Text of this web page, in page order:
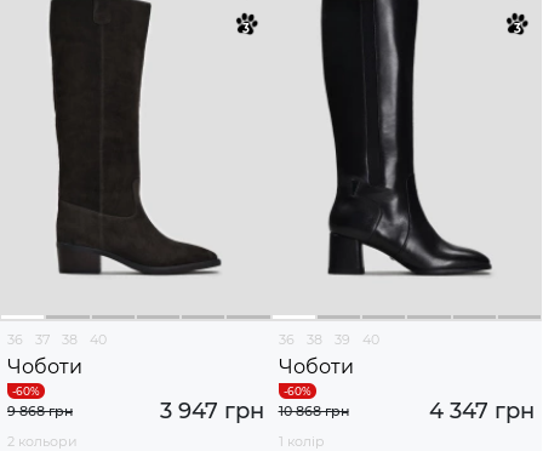
36 37 38 40
Чоботи
3 947 грн
9 868 грн
2 кольори
36 38 39 40
Чоботи
4 347 грн
10 868 грн
1 колір